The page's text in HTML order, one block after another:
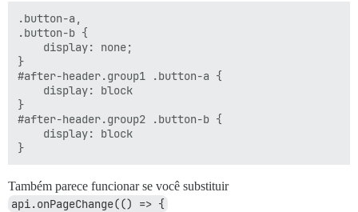
.button-a,
.button-b {
    display: none;
}
#after-header.group1 .button-a {
    display: block
}
#after-header.group2 .button-b {
    display: block
Também parece funcionar se você substituir
api.onPageChange(() => {